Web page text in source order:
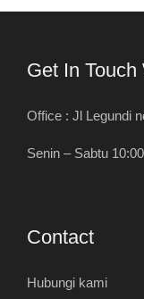
Get In
Office : Jl Legundi
Senin – Sabtu
Contact
Hubungi kami